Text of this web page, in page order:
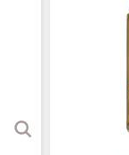
rapida!!!!!Ho acquistato